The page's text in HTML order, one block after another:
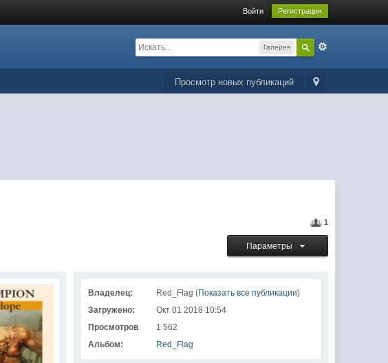
Войти Регистрация
Галерея
Просмотр новых публикаций
1
Параметры
Владелец: Red_Flag (Показать все публикации)
Загружено:
Окт 01 2018 10:54
Просмотров
1 562
Альбом:
Red_Flag